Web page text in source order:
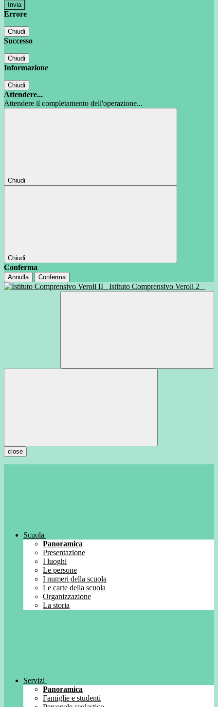
Errore
Chiudi
Successo
Chiudi
Informazione
Chiudi
Attendere...
Attendere il completamento dell'operazione...
Chiudi
Chiudi
Conferma
Annulla Conferma
Istituto Comprensivo Veroli 2
close
Scuola
Panoramica
Presentazione
I luoghi
Le persone
I numeri della scuola
Le carte della scuola
Organizzazione
La storia
Servizi
Panoramica
Famiglie e studenti